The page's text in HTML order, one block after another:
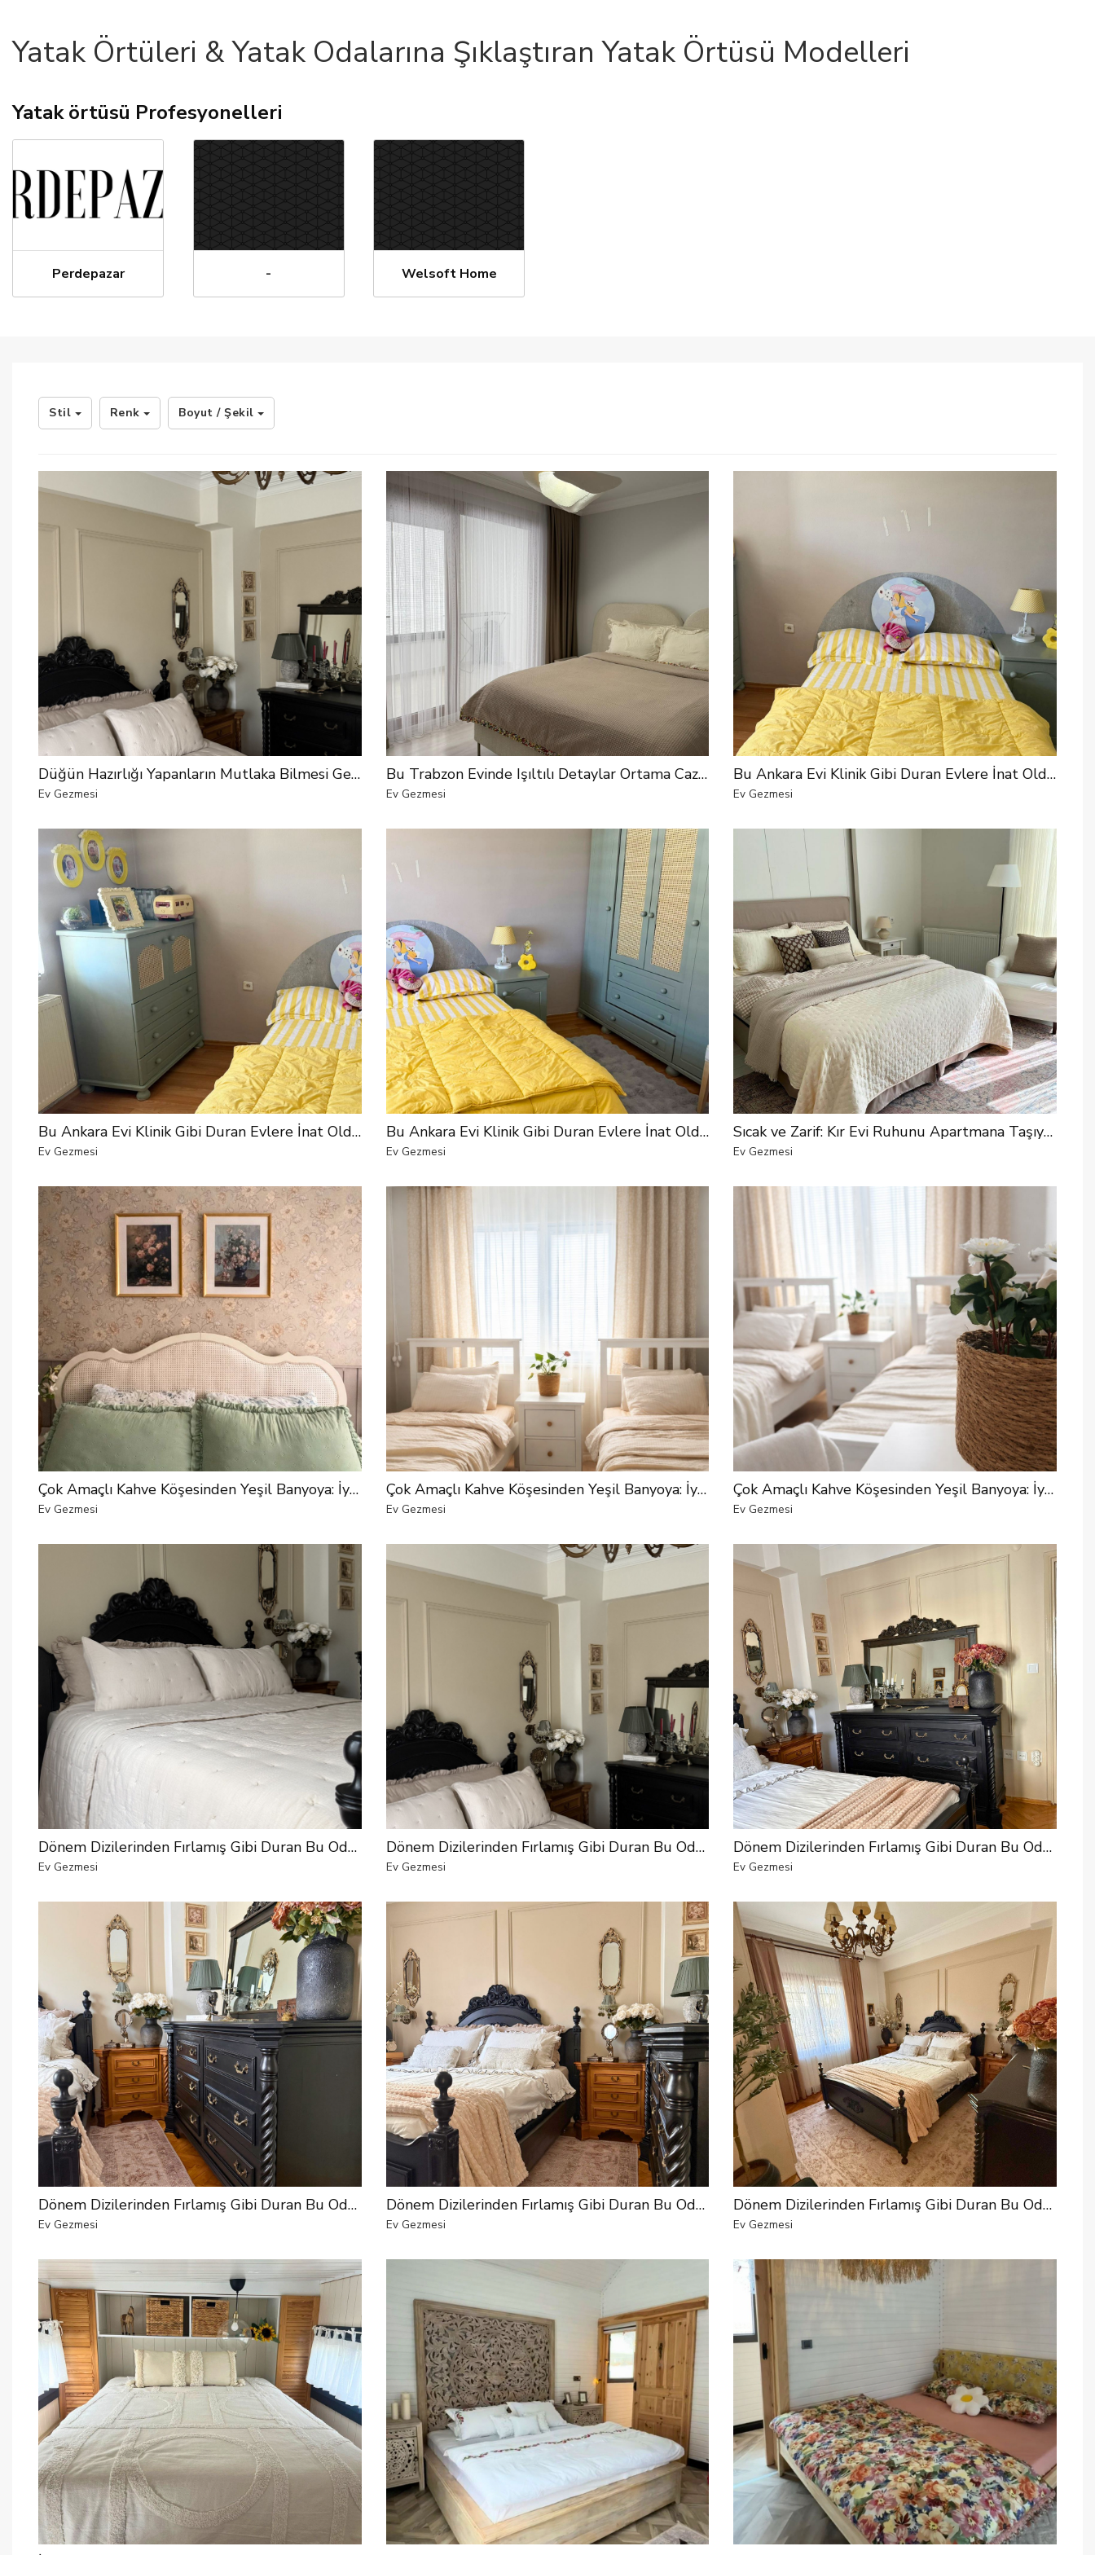
Yatak Örtüleri & Yatak Odalarına Şıklaştıran Yatak Örtüsü Modelleri
Yatak örtüsü Profesyonelleri
Perdepazar - Welsoft Home
Stil Renk Boyut / Şekil
Düğün Hazırlığı Yapanların Mutlaka Bilmesi Gereken Alışveriş Tüyoları
Ev Gezmesi
Bu Trabzon Evinde Işıltılı Detaylar Ortama Cazibe Katmakla Görevli
Ev Gezmesi
Bu Ankara Evi Klinik Gibi Duran Evlere İnat Oldukça Renkli
Ev Gezmesi
Bu Ankara Evi Klinik Gibi Duran Evlere İnat Oldukça Renkli
Ev Gezmesi
Bu Ankara Evi Klinik Gibi Duran Evlere İnat Oldukça Renkli
Ev Gezmesi
Sıcak ve Zarif: Kır Evi Ruhunu Apartmana Taşıyan Diyarbakır Evi
Ev Gezmesi
Çok Amaçlı Kahve Köşesinden Yeşil Banyoya: İyi Fikirlerle Dolu Bir Ev
Ev Gezmesi
Çok Amaçlı Kahve Köşesinden Yeşil Banyoya: İyi Fikirlerle Dolu Bir Ev
Ev Gezmesi
Çok Amaçlı Kahve Köşesinden Yeşil Banyoya: İyi Fikirlerle Dolu Bir Ev
Ev Gezmesi
Dönem Dizilerinden Fırlamış Gibi Duran Bu Odada Her Şey El Emeği
Ev Gezmesi
Dönem Dizilerinden Fırlamış Gibi Duran Bu Odada Her Şey El Emeği
Ev Gezmesi
Dönem Dizilerinden Fırlamış Gibi Duran Bu Odada Her Şey El Emeği
Ev Gezmesi
Dönem Dizilerinden Fırlamış Gibi Duran Bu Odada Her Şey El Emeği
Ev Gezmesi
Dönem Dizilerinden Fırlamış Gibi Duran Bu Odada Her Şey El Emeği
Ev Gezmesi
Dönem Dizilerinden Fırlamış Gibi Duran Bu Odada Her Şey El Emeği
Ev Gezmesi